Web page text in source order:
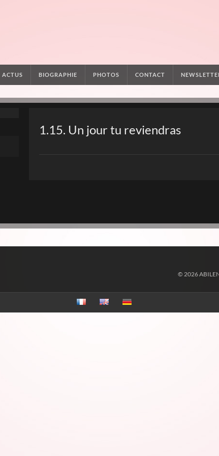
ACTUS BIOGRAPHIE PHOTOS CONTACT
1.15. Un jour tu reviendras
© 2026